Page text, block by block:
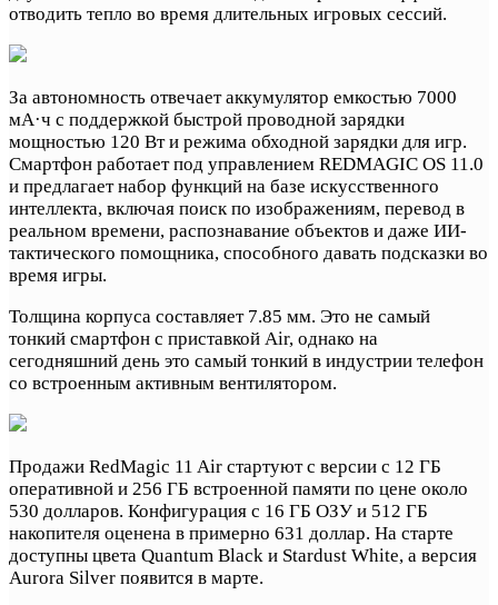
отводить тепло во время длительных игровых сессий.
За автономность отвечает аккумулятор емкостью 7000
мА·ч с поддержкой быстрой проводной зарядки
мощностью 120 Вт и режима обходной зарядки для игр.
Смартфон работает под управлением REDMAGIC OS 11.0
и предлагает набор функций на базе искусственного
интеллекта, включая поиск по изображениям, перевод в
реальном времени, распознавание объектов и даже ИИ-
тактического помощника, способного давать подсказки во
время игры.
Толщина корпуса составляет 7.85 мм. Это не самый
тонкий смартфон с приставкой Air, однако на
сегодняшний день это самый тонкий в индустрии телефон
со встроенным активным вентилятором.
Продажи RedMagic 11 Air стартуют с версии с 12 ГБ
оперативной и 256 ГБ встроенной памяти по цене около
530 долларов. Конфигурация с 16 ГБ ОЗУ и 512 ГБ
накопителя оценена в примерно 631 доллар. На старте
доступны цвета Quantum Black и Stardust White, а версия
Aurora Silver появится в марте.